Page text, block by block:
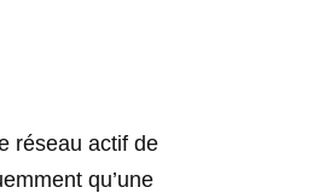
réseau actif de
qu’une